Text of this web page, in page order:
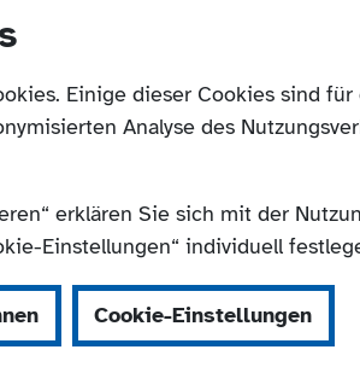
Einige dieser Cookies sind
Analyse des
erklären Sie sich mit der
Einstellungen“ individuell
Cookie-Einstellungen